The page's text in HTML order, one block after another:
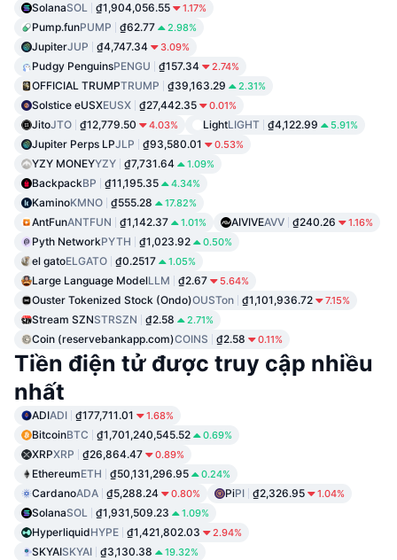
SolanaSOL ₫1,904,056.55 1.17%
Pump.funPUMP ₫62.77 2.98%
JupiterJUP ₫4,747.34 3.09%
Pudgy PenguinsPENGU ₫157.34 2.74%
OFFICIAL TRUMPTRUMP ₫39,163.29 2.31%
Solstice eUSXEUSX ₫27,442.35 0.01%
JitoJTO ₫12,779.50 4.03% LightLIGHT ₫4,122.99 5.91%
Jupiter Perps LPJLP ₫93,580.01 0.53%
YZY MONEYYZY ₫7,731.64 1.09%
BackpackBP ₫11,195.35 4.34%
KaminoKMNO ₫555.28 17.82%
AntFunANTFUN ₫1,142.37 1.01% AIVIVEAVV ₫240.26 1.16%
Pyth NetworkPYTH ₫1,023.92 0.50%
el gatoELGATO ₫0.2517 1.05%
Large Language ModelLLM ₫2.67 5.64%
Ouster Tokenized Stock (Ondo)OUSTon ₫1,101,936.72 7.15%
Stream SZNSTRSZN ₫2.58 2.71%
Coin (reservebankapp.com)COINS ₫2.58 0.11%
Tiền điện tử được truy cập nhiều
nhất
ADIADI ₫177,711.01 1.68%
BitcoinBTC ₫1,701,240,545.52 0.69%
XRPXRP ₫26,864.47 0.89%
EthereumETH ₫50,131,296.95 0.24%
CardanoADA ₫5,288.24 0.80% PiPI ₫2,326.95 1.04%
SolanaSOL ₫1,931,509.23 1.09%
HyperliquidHYPE ₫1,421,802.03 2.94%
SKYAISKYAI ₫3,130.38 19.32%